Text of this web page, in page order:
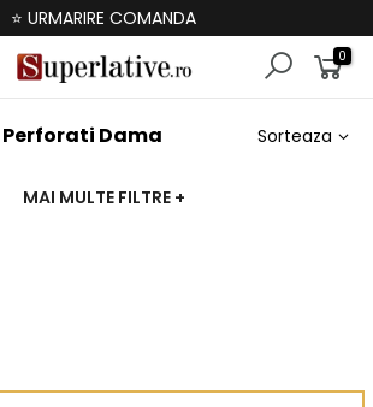
⭐ URMARIRE COMANDA
0
Dama Sorteaza
MAI MULTE FILTRE +